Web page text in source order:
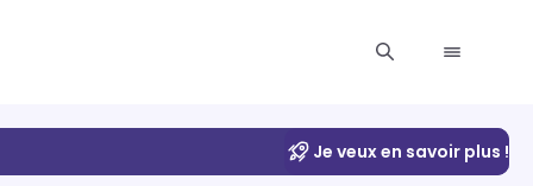
Je veux en savoir plus !